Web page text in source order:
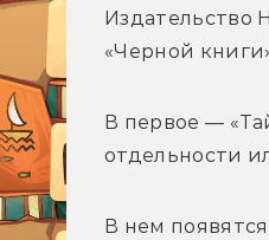
Издательство
«Черной
В первое —
отдельности
В нем